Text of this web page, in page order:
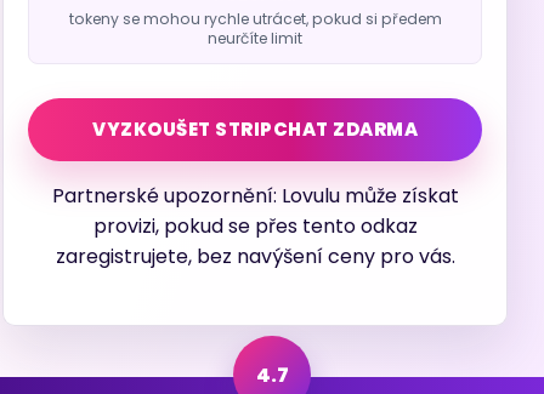
tokeny se mohou rychle utrácet, pokud si předem
neurčíte limit
VYZKOUŠET STRIPCHAT ZDARMA
Partnerské upozornění: Lovulu může získat
provizi, pokud se přes tento odkaz
zaregistrujete, bez navýšení ceny pro vás.